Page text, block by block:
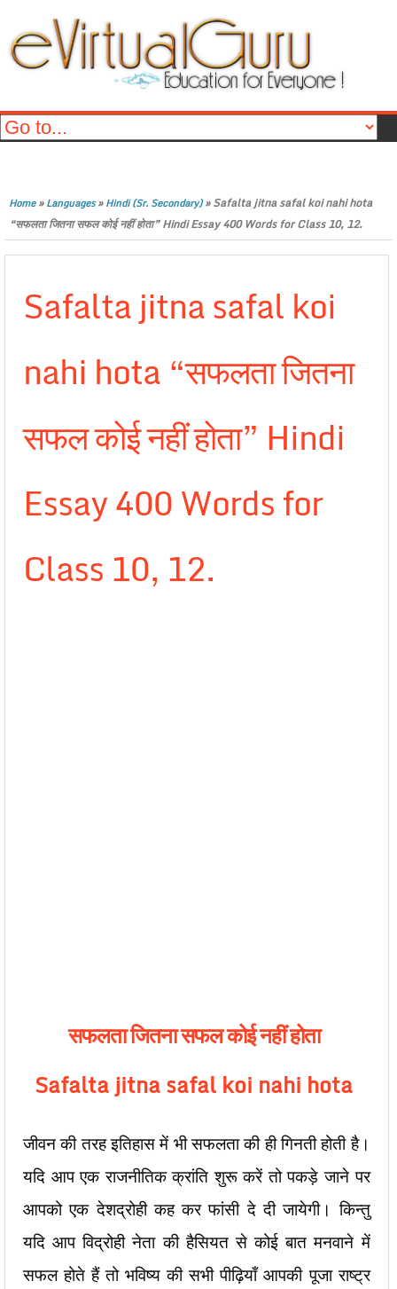
Home»Languages»Hindi (Sr. Secondary)»Safalta jitna safal koi nahi hota
“सफलता जितना सफल कोई नहीं होता” Hindi Essay 400 Words for Class 10, 12.
Safalta jitna safal koi
nahi hota “सफलता जितना
सफल कोई नहीं होता” Hindi
Essay 400 Words for
Class 10, 12.
सफलता जितना सफल कोई नहीं होता
Safalta jitna safal koi nahi hota
जीवन की तरह इतिहास में भी सफलता की ही गिनती होती है।
यदि आप एक राजनीतिक क्रांति शुरू करें तो पकड़े जाने पर
आपको एक देशद्रोही कह कर फांसी दे दी जायेगी। किन्तु
यदि आप विद्रोही नेता की हैसियत से कोई बात मनवाने में
सफल होते हैं तो भविष्य की सभी पीढ़ियाँ आपकी पूजा राष्ट्र